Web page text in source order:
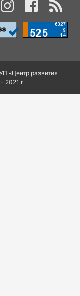
«Центр развития
2021 г.